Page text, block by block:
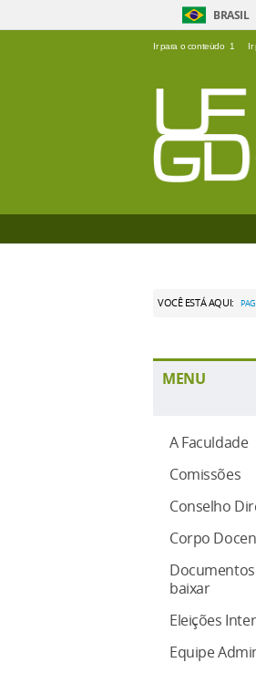
BRASIL
Ir para o conteúdo 1 Ir
VOCÊ ESTÁ AQUI:
MENU
A Faculdade
Comissões
Conselho
Corpo
baixar
Eleições
Equipe